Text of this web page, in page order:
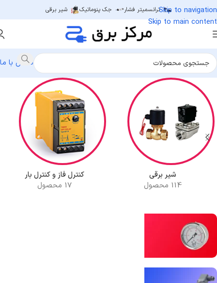
Skip to navigation
Skip to main content
ترانسمیتر فشار جک پنوماتیک شیر برقی
تماس با ما
شیر برقی
114 محصول
کنترل فاز و کنترل بار
17 محصول